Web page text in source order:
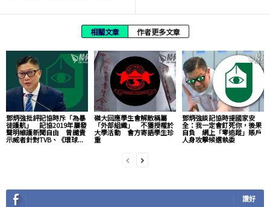
相關文章 作者更多文章
鄧炳強批評記協時斥「為暴
徒護航」 記協2019年屢發
聲明維護新聞自由 曾譴責
示威者針對TVB、《環球...
嶺大回應學生會解散稱屬
「外部組織」 不獲授權於
大學活動 會方寄語學生珍
重
鄧炳強談記協時提國家安
全：我一定會釘死你，後果
自負 網上「零追蹤」賬戶
人身攻擊候選執委
讚好